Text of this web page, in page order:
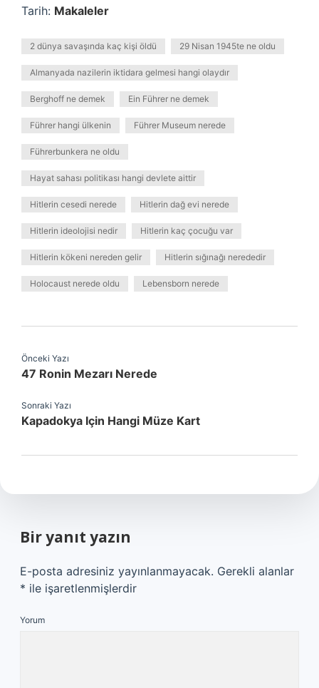
Tarih: Makaleler
2 dünya savaşında kaç kişi öldü 29 Nisan 1945te ne oldu
Almanyada nazilerin iktidara gelmesi hangi olaydır
Berghoff ne demek Ein Führer ne demek
Führer hangi ülkenin Führer Museum nerede
Führerbunkera ne oldu
Hayat sahası politikası hangi devlete aittir
Hitlerin cesedi nerede Hitlerin dağ evi nerede
Hitlerin ideolojisi nedir Hitlerin kaç çocuğu var
Hitlerin kökeni nereden gelir Hitlerin sığınağı nerededir
Holocaust nerede oldu Lebensborn nerede
Önceki Yazı
47 Ronin Mezarı Nerede
Sonraki Yazı
Kapadokya Için Hangi Müze Kart
Bir yanıt yazın
E-posta adresiniz yayınlanmayacak. Gerekli alanlar
* ile işaretlenmişlerdir
Yorum